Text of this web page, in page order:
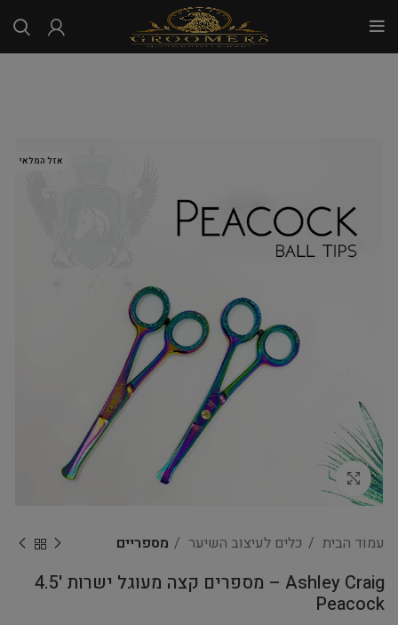
אזל המלאי
Click to enlarge
עמוד הבית כלים לעיצוב השיער מספריים
Ashley Craig – מספרים קצה מעוגל ישרות '4.5
Peacock